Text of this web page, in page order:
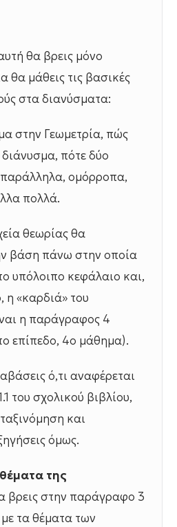
θα βρεις μόνο
θα μάθεις τις βασικές
στα διανύσματα:
στην Γεωμετρία, πώς
πότε δύο
παράλληλα, ομόρροπα,
πολλά.
θεωρίας θα
βάση πάνω στην οποία
υπόλοιπο κεφάλαιο και,
η «καρδιά» του
η παράγραφος 4
επίπεδο, 4ο μάθημα).
ό,τι αναφέρεται
του σχολικού βιβλίου,
και
όμως.
της
βρεις στην παράγραφο 3
τα θέματα των